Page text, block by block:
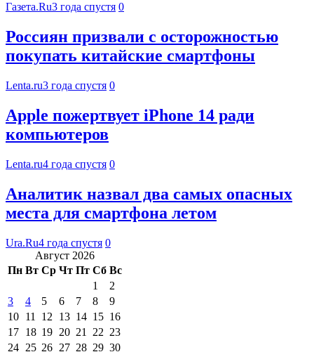
Газета.Ru3 года спустя 0
Россиян призвали с осторожностью
покупать китайские смартфоны
Lenta.ru3 года спустя 0
Apple пожертвует iPhone 14 ради
компьютеров
Lenta.ru4 года спустя 0
Аналитик назвал два самых опасных
места для смартфона летом
Ura.Ru4 года спустя 0
Август 2026
Пн Вт Ср Чт Пт Сб Вс
1
2
3
4 5 6 7 8
9
10 11 12 13 14 15 16
17 18 19 20 21 22 23
24 25 26 27 28 29 30